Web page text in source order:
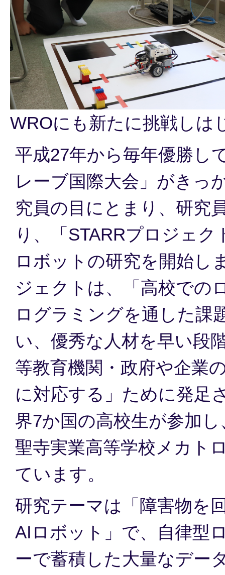
WROにも新たに挑戦しは
平成27年から毎年優勝し
レーブ国際大会」がきっ
究員の目にとまり、研究
り、「STARRプロジェク
ロボットの研究を開始し
ジェクトは、「高校での
ログラミングを通した課
い、優秀な人材を早い段
等教育機関・政府や企業
に対応する」ために発足
界7か国の高校生が参加
聖寺実業高等学校メカト
ています。
研究テーマは「障害物を
AIロボット」で、自律型
ーで蓄積した大量なデー